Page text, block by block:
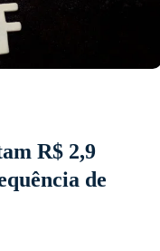
R$ 2,9
de